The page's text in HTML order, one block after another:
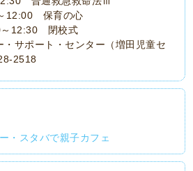
12:00 保育の心
閉校式
サポート・センター（増田児童セ
2518
・スタバで親子カフェ